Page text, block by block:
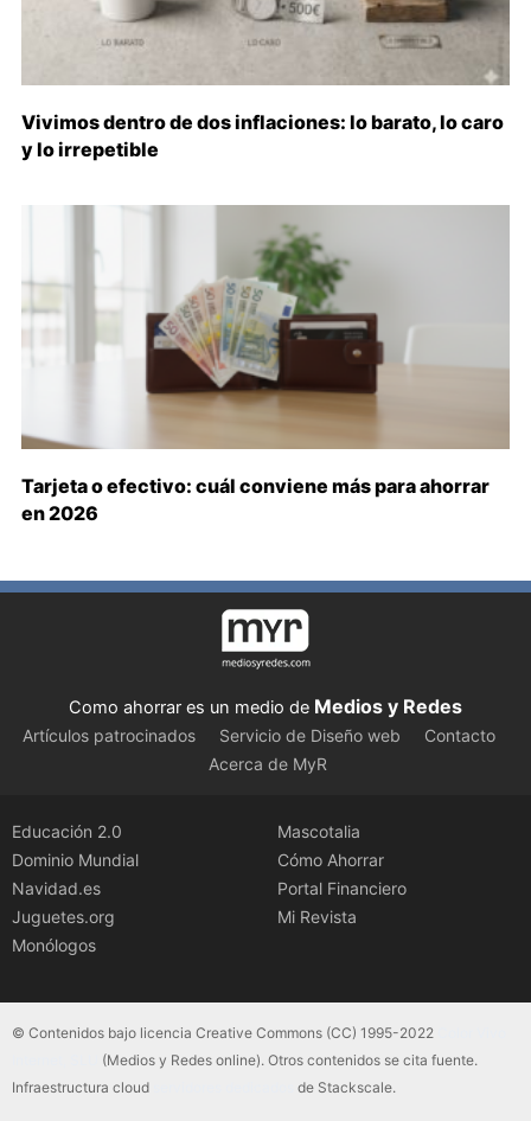
Vivimos dentro de dos inflaciones: lo barato, lo caro
y lo irrepetible
Tarjeta o efectivo: cuál conviene más para ahorrar
en 2026
Como ahorrar es un medio de Medios y Redes
Artículos patrocinados Servicio de Diseño web
Contacto
Acerca de MyR
Educación 2.0
Dominio Mundial
Navidad.es
Juguetes.org
Monólogos
Mascotalia
Cómo Ahorrar
Portal Financiero
Mi Revista
© Contenidos bajo licencia Creative Commons (CC) 1995-2022
(Medios y Redes online). Otros contenidos se cita fuente.
Infraestructura cloud
de Stackscale.